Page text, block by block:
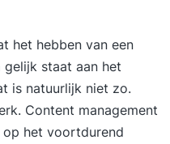
het hebben van een
staat aan het
is natuurlijk niet zo.
Content management
het voortdurend